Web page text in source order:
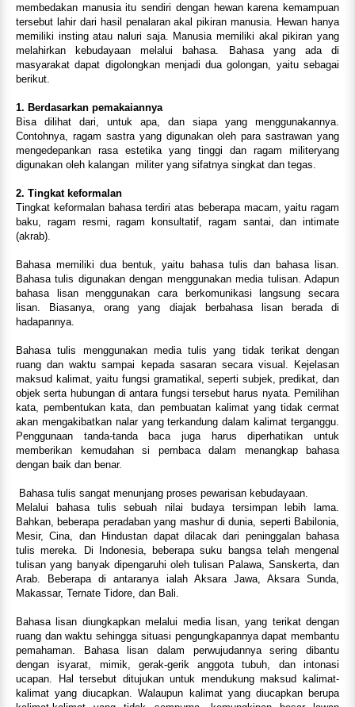
membedakan manusia itu sendiri dengan hewan karena kemampuan
tersebut lahir dari hasil penalaran akal pikiran manusia. Hewan hanya
memiliki insting atau naluri saja. Manusia memiliki akal pikiran yang
melahirkan kebudayaan melalui bahasa. Bahasa yang ada di
masyarakat dapat digolongkan menjadi dua golongan, yaitu sebagai
berikut.
1. Berdasarkan pemakaiannya
Bisa dilihat dari, untuk apa, dan siapa yang menggunakannya.
Contohnya, ragam sastra yang digunakan oleh para sastrawan yang
mengedepankan rasa estetika yang tinggi dan ragam militeryang
digunakan oleh kalangan militer yang sifatnya singkat dan tegas.
2. Tingkat keformalan
Tingkat keformalan bahasa terdiri atas beberapa macam, yaitu ragam
baku, ragam resmi, ragam konsultatif, ragam santai, dan intimate
(akrab).
Bahasa memiliki dua bentuk, yaitu bahasa tulis dan bahasa lisan.
Bahasa tulis digunakan dengan menggunakan media tulisan. Adapun
bahasa lisan menggunakan cara berkomunikasi langsung secara
lisan. Biasanya, orang yang diajak berbahasa lisan berada di
hadapannya.
Bahasa tulis menggunakan media tulis yang tidak terikat dengan
ruang dan waktu sampai kepada sasaran secara visual. Kejelasan
maksud kalimat, yaitu fungsi gramatikal, seperti subjek, predikat, dan
objek serta hubungan di antara fungsi tersebut harus nyata. Pemilihan
kata, pembentukan kata, dan pembuatan kalimat yang tidak cermat
akan mengakibatkan nalar yang terkandung dalam kalimat terganggu.
Penggunaan tanda-tanda baca juga harus diperhatikan untuk
memberikan kemudahan si pembaca dalam menangkap bahasa
dengan baik dan benar.
Bahasa tulis sangat menunjang proses pewarisan kebudayaan.
Melalui bahasa tulis sebuah nilai budaya tersimpan lebih lama.
Bahkan, beberapa peradaban yang mashur di dunia, seperti Babilonia,
Mesir, Cina, dan Hindustan dapat dilacak dari peninggalan bahasa
tulis mereka. Di Indonesia, beberapa suku bangsa telah mengenal
tulisan yang banyak dipengaruhi oleh tulisan Palawa, Sanskerta, dan
Arab. Beberapa di antaranya ialah Aksara Jawa, Aksara Sunda,
Makassar, Ternate Tidore, dan Bali.
Bahasa lisan diungkapkan melalui media lisan, yang terikat dengan
ruang dan waktu sehingga situasi pengungkapannya dapat membantu
pemahaman. Bahasa lisan dalam perwujudannya sering dibantu
dengan isyarat, mimik, gerak-gerik anggota tubuh, dan intonasi
ucapan. Hal tersebut ditujukan untuk mendukung maksud kalimat-
kalimat yang diucapkan. Walaupun kalimat yang diucapkan berupa